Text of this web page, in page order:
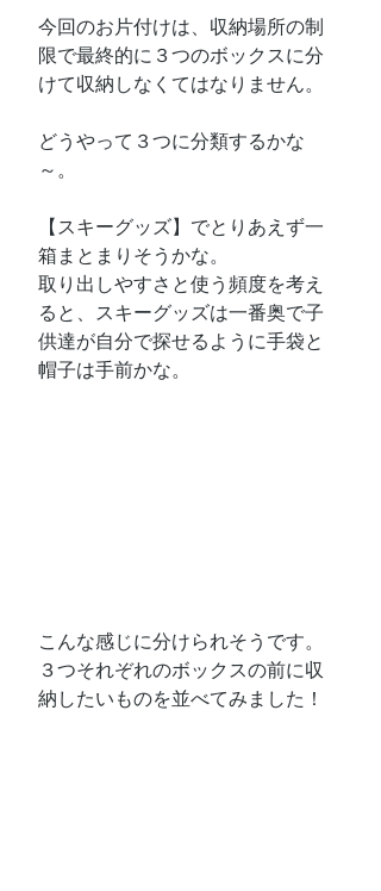
今回のお片付けは、収納場所の制
限で最終的に３つのボックスに分
けて収納しなくてはなりません。
どうやって３つに分類するかな
～。
【スキーグッズ】でとりあえず一
箱まとまりそうかな。
取り出しやすさと使う頻度を考え
ると、スキーグッズは一番奥で子
供達が自分で探せるように手袋と
帽子は手前かな。
こんな感じに分けられそうです。
３つそれぞれのボックスの前に収
納したいものを並べてみました！